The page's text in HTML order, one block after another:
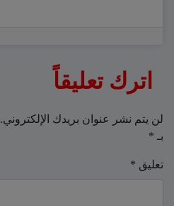
اترك تعليقاً
لن يتم نشر عنوان بريدك الإلكتروني.
بـ *
تعليق *